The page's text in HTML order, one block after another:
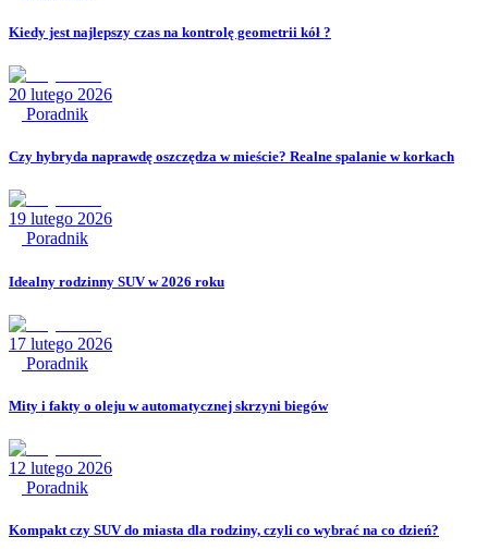
Kiedy jest najlepszy czas na kontrolę geometrii kół ?
20 lutego 2026
Poradnik
Czy hybryda naprawdę oszczędza w mieście? Realne spalanie w korkach
19 lutego 2026
Poradnik
Idealny rodzinny SUV w 2026 roku
17 lutego 2026
Poradnik
Mity i fakty o oleju w automatycznej skrzyni biegów
12 lutego 2026
Poradnik
Kompakt czy SUV do miasta dla rodziny, czyli co wybrać na co dzień?